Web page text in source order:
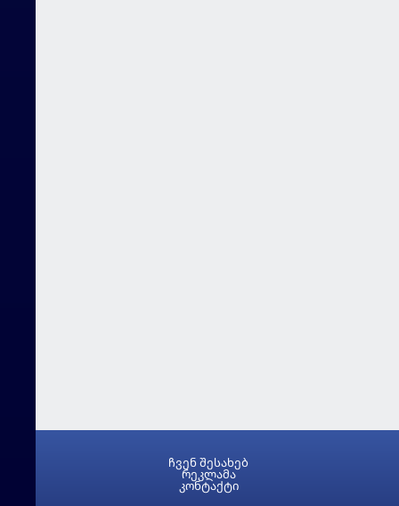
ჩვენ შესახებ
რეკლამა
კონტაქტი